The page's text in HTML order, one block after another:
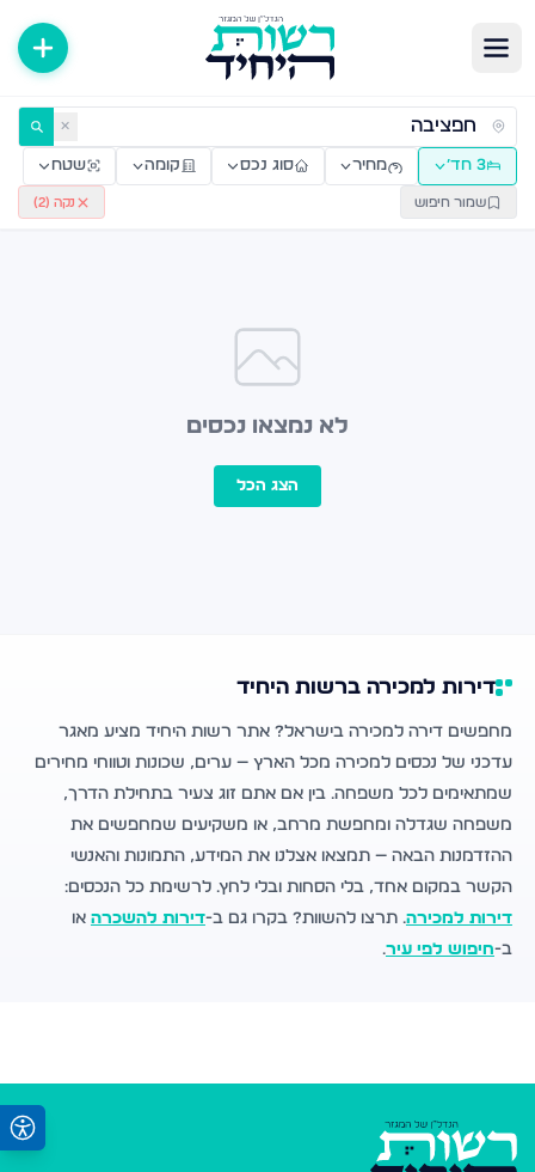
דירות למכירה ולהשכרה — רשות היחיד ✕
3 חד׳ מחיר סוג נכס קומה שטח
שמור חיפוש נקה (2
)
לא נמצאו נכסים
הצג הכל
דירות למכירה ברשות היחיד
מחפשים דירה למכירה בישראל? אתר רשות היחיד מציע מאגר
עדכני של נכסים למכירה מכל הארץ — ערים, שכונות וטווחי מחירים
שמתאימים לכל משפחה. בין אם אתם זוג צעיר בתחילת הדרך,
משפחה שגדלה ומחפשת מרחב, או משקיעים שמחפשים את
ההזדמנות הבאה — תמצאו אצלנו את המידע, התמונות והאנשי
הקשר במקום אחד, בלי הסחות ובלי לחץ. לרשימת כל הנכסים:
דירות למכירה. תרצו להשוות? בקרו גם ב-דירות להשכרה או
ב-חיפוש לפי עיר.